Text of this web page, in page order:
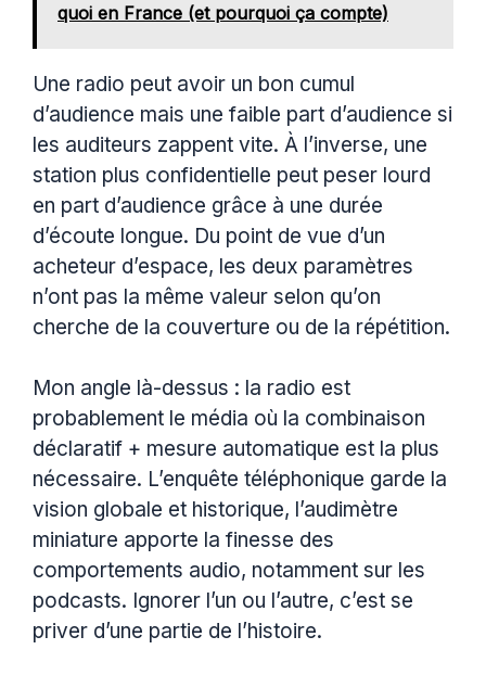
quoi en France (et pourquoi ça compte)
Une radio peut avoir un bon cumul
d’audience mais une faible part d’audience si
les auditeurs zappent vite. À l’inverse, une
station plus confidentielle peut peser lourd
en part d’audience grâce à une durée
d’écoute longue. Du point de vue d’un
acheteur d’espace, les deux paramètres
n’ont pas la même valeur selon qu’on
cherche de la couverture ou de la répétition.
Mon angle là-dessus : la radio est
probablement le média où la combinaison
déclaratif + mesure automatique est la plus
nécessaire. L’enquête téléphonique garde la
vision globale et historique, l’audimètre
miniature apporte la finesse des
comportements audio, notamment sur les
podcasts. Ignorer l’un ou l’autre, c’est se
priver d’une partie de l’histoire.